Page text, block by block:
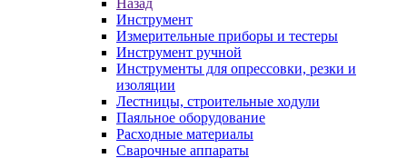
Назад
Инструмент
Измерительные приборы и тестеры
Инструмент ручной
Инструменты для опрессовки, резки и
изоляции
Лестницы, строительные ходули
Паяльное оборудование
Расходные материалы
Сварочные аппараты